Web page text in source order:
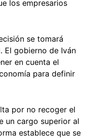
los empresarios
se tomará
El gobierno de Iván
en cuenta el
para definir
por no recoger el
un cargo superior al
establece que se